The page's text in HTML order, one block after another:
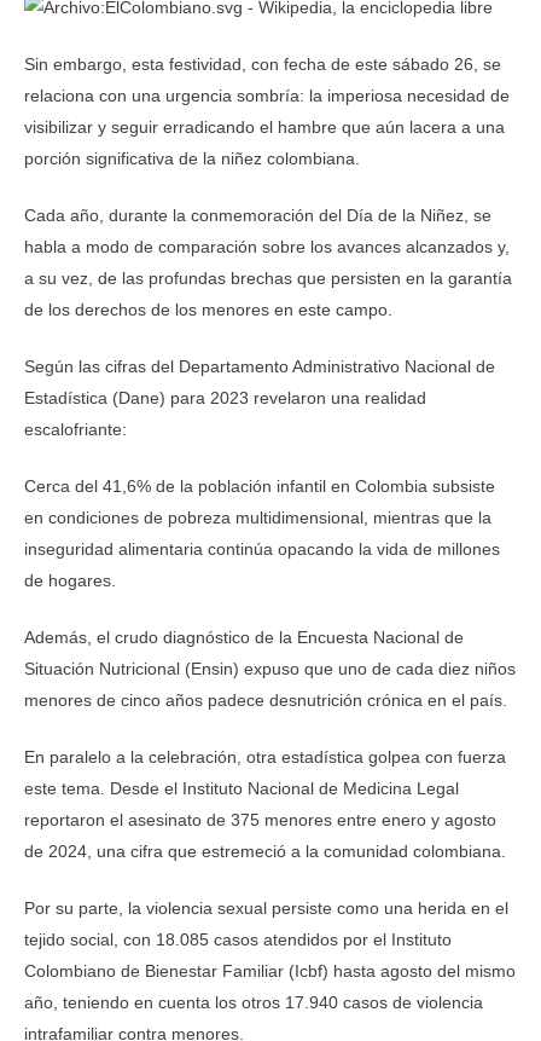
Sin embargo, esta festividad, con fecha de este sábado 26, se
relaciona con una urgencia sombría: la imperiosa necesidad de
visibilizar y seguir erradicando el hambre que aún lacera a una
porción significativa de la niñez colombiana.
Cada año, durante la conmemoración del Día de la Niñez, se
habla a modo de comparación sobre los avances alcanzados y,
a su vez, de las profundas brechas que persisten en la garantía
de los derechos de los menores en este campo.
Según las cifras del Departamento Administrativo Nacional de
Estadística (Dane) para 2023 revelaron una realidad
escalofriante:
Cerca del 41,6% de la población infantil en Colombia subsiste
en condiciones de pobreza multidimensional, mientras que la
inseguridad alimentaria continúa opacando la vida de millones
de hogares.
Además, el crudo diagnóstico de la Encuesta Nacional de
Situación Nutricional (Ensin) expuso que uno de cada diez niños
menores de cinco años padece desnutrición crónica en el país.
En paralelo a la celebración, otra estadística golpea con fuerza
este tema. Desde el Instituto Nacional de Medicina Legal
reportaron el asesinato de 375 menores entre enero y agosto
de 2024, una cifra que estremeció a la comunidad colombiana.
Por su parte, la violencia sexual persiste como una herida en el
tejido social, con 18.085 casos atendidos por el Instituto
Colombiano de Bienestar Familiar (Icbf) hasta agosto del mismo
año, teniendo en cuenta los otros 17.940 casos de violencia
intrafamiliar contra menores.